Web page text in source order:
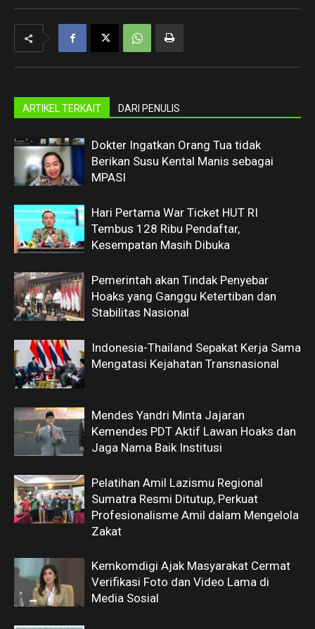
ARTIKEL TERKAIT DARI PENULIS
Dokter Ingatkan Orang Tua tidak
Berikan Susu Kental Manis sebagai
MPASI
Hari Pertama War Ticket HUT RI
Tembus 128 Ribu Pendaftar,
Kesempatan Masih Dibuka
Pemerintah akan Tindak Penyebar
Hoaks yang Ganggu Ketertiban dan
Stabilitas Nasional
Indonesia-Thailand Sepakat Kerja Sama
Mengatasi Kejahatan Transnasional
Mendes Yandri Minta Jajaran
Kemendes PDT Aktif Lawan Hoaks dan
Jaga Nama Baik Institusi
Pelatihan Amil Lazismu Regional
Sumatra Resmi Ditutup, Perkuat
Profesionalisme Amil dalam Mengelola
Zakat
Kemkomdigi Ajak Masyarakat Cermat
Verifikasi Foto dan Video Lama di
Media Sosial